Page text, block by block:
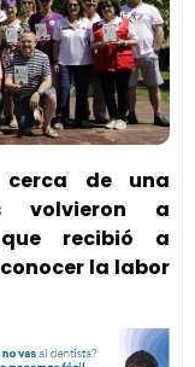
cerca de una
volvieron a
recibió a
la labor